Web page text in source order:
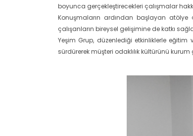
boyunca gerçekleştirecekleri çalışmalar
Konuşmaların ardından başlayan atölye
çalışanların bireysel gelişimine de katkı
Yeşim Grup, düzenlediği etkinliklerle
sürdürerek müşteri odaklılık kültürünü